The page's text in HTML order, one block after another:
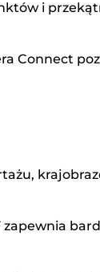
i
Connect